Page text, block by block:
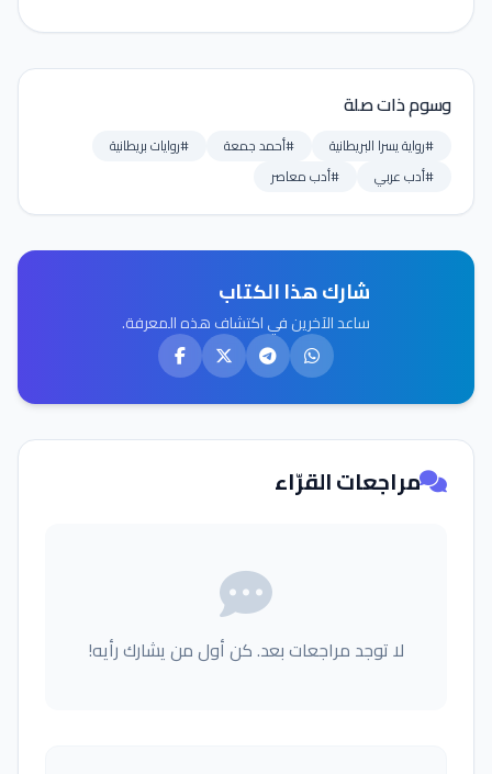
وسوم ذات صلة
#رواية يسرا البريطانية #أحمد جمعة
#روايات بريطانية
#أدب عربي
#أدب معاصر
شارك هذا الكتاب
ساعد الآخرين في اكتشاف هذه المعرفة.
مراجعات القرّاء
لا توجد مراجعات بعد. كن أول من يشارك رأيه!